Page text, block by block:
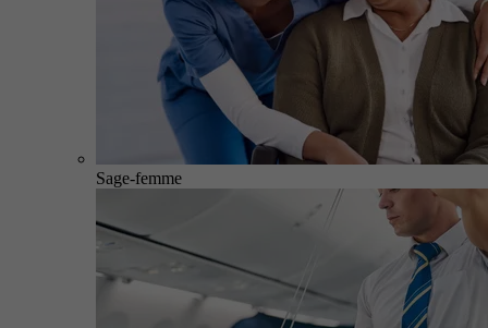
Sage-femme